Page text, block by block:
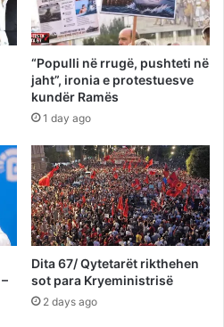
“Populli në rrugë, pushteti në
jaht”, ironia e protestuesve
kundër Ramës
1 day ago
Dita 67/ Qytetarët rikthehen
sot para Kryeministrisë
2 days ago